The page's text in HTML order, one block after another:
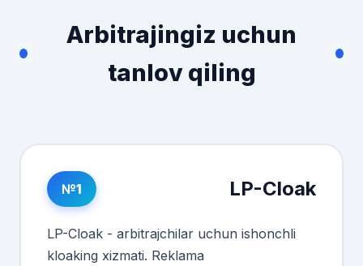
Arbitrajingiz uchun
tanlov qiling
№1 LP-Cloak
LP-Cloak - arbitrajchilar uchun ishonchli
kloaking xizmati. Reklama